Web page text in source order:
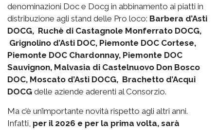
denominazioni Doc e Docg in abbinamento ai piatti in
distribuzione agli stand delle Pro loco: Barbera d’Asti
DOCG, Ruchè di Castagnole Monferrato DOCG,
Grignolino d’Asti DOC, Piemonte DOC Cortese,
Piemonte DOC Chardonnay, Piemonte DOC
Sauvignon, Malvasia di Castelnuovo Don Bosco
DOC, Moscato d’Asti DOCG, Brachetto d’Acqui
DOCG delle aziende aderenti al Consorzio.
Ma c’è un’importante novità rispetto agli altri anni.
Infatti, per il 2026 e per la prima volta, sarà